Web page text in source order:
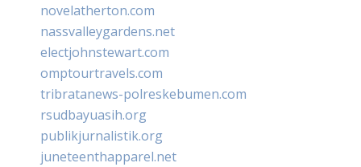
novelatherton.com
nassvalleygardens.net
electjohnstewart.com
omptourtravels.com
tribratanews-polreskebumen.com
rsudbayuasih.org
publikjurnalistik.org
juneteenthapparel.net